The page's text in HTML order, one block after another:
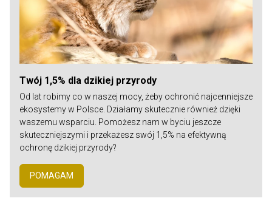
Twój 1,5% dla dzikiej przyrody
Od lat robimy co w naszej mocy, żeby ochronić najcenniejsze
ekosystemy w Polsce. Działamy skutecznie również dzięki
waszemu wsparciu. Pomożesz nam w byciu jeszcze
skuteczniejszymi i przekażesz swój 1,5% na efektywną
ochronę dzikiej przyrody?
POMAGAM